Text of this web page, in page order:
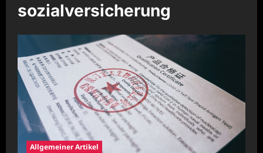
sozialversicherung
Allgemeiner Artikel